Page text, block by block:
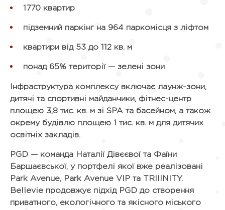
1770 квартир
підземний паркінг на 964 паркомісця з ліфтом
квартири від 53 до 112 кв. м
понад 65% території — зелені зони
Інфраструктура комплексу включає лаунж-зони,
дитячі та спортивні майданчики, фітнес-центр
площею 3,8 тис. кв. м зі SPA та басейном, а також
окрему будівлю площею 1 тис. кв. м для дитячих
освітніх закладів.
PGD — команда Наталії Дівєєвої та Фаїни
Баршаєвської, у портфелі якої вже реалізовані
Park Avenue, Park Avenue VIP та TRIIINITY.
Bellevie продовжує підхід PGD до створення
приватного, екологічного та якісного міського